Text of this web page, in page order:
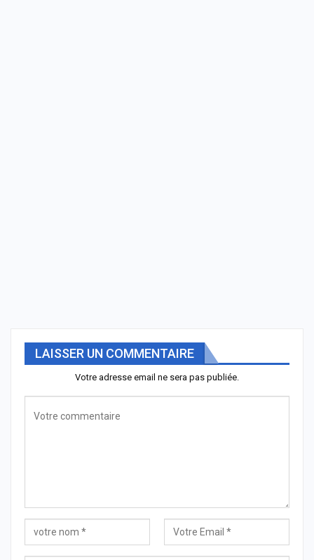
LAISSER UN COMMENTAIRE
Votre adresse email ne sera pas publiée.